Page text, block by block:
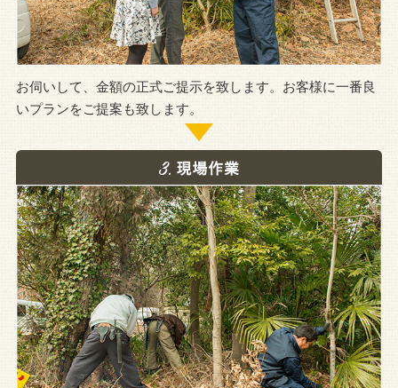
お伺いして、金額の正式ご提示を致します。お客様に一番良
いプランをご提案も致します。